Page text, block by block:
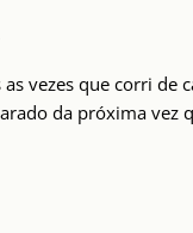
vezes que corri de
da próxima vez